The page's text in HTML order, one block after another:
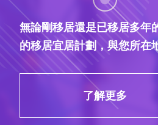
無論剛移居還是已移居多年
的移居宜居計劃，與您所在
了解更多